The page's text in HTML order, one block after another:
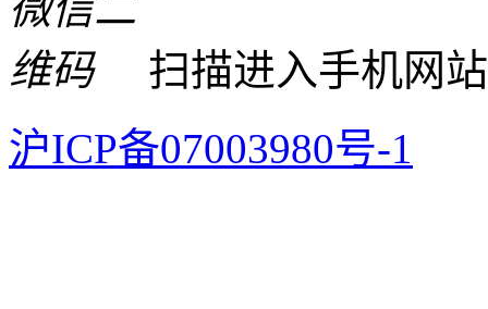
扫描进入手机网
沪ICP备07003980号-1